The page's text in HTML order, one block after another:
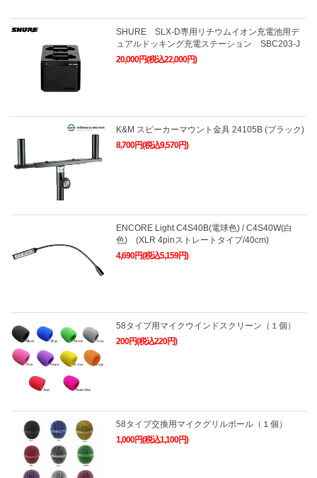
SHURE SLX-D専用リチウムイオン充電池用デ
ュアルドッキング充電ステーション SBC203-J
20,000円(税込22,000円)
K&M スピーカーマウント金具 24105B (ブラック)
8,700円(税込9,570円)
ENCORE Light C4S40B(電球色) / C4S40W(白
色) (XLR 4pinストレートタイプ/40cm)
4,690円(税込5,159円)
58タイプ用マイクウインドスクリーン（１個）
200円(税込220円)
58タイプ交換用マイクグリルボール（１個）
1,000円(税込1,100円)